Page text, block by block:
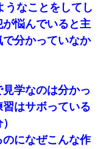
護師になった。だけど
師になれなくなった。
、見て見ぬふりの親を
弟の子を妊娠したらし
てくれと頼まれた。父
父も喜んで私の写真を
うなことをしてし
悩んでいると主
分かっていなか
学なのは分かっ
はサボっている
になぜこんな作